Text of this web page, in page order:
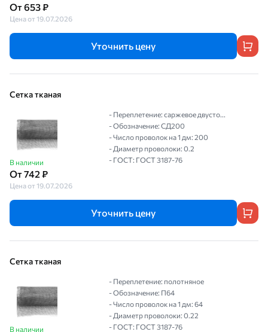
От 653 ₽
Цена от 19.07.2026
Уточнить цену
Сетка тканая
В наличии
От 742 ₽
Цена от 19.07.2026
- Переплетение: саржевое двусто...
- Обозначение: СД200
- Число проволок на 1 дм: 200
- Диаметр проволоки: 0.2
- ГОСТ: ГОСТ 3187-76
Уточнить цену
Сетка тканая
В наличии
- Переплетение: полотняное
- Обозначение: П64
- Число проволок на 1 дм: 64
- Диаметр проволоки: 0.22
- ГОСТ: ГОСТ 3187-76